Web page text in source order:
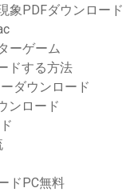
象PDFダウンロード
ーゲーム
ドする方法
ダウンロード
ンロード
ドPC無料